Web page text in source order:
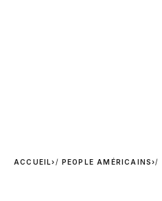
ACCUEIL› PEOPLE AMÉRICAINS›